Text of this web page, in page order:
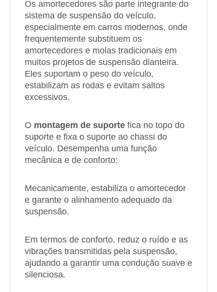
Os amortecedores são parte integrante do
sistema de suspensão do veículo,
especialmente em carros modernos, onde
frequentemente substituem os
amortecedores e molas tradicionais em
muitos projetos de suspensão dianteira.
Eles suportam o peso do veículo,
estabilizam as rodas e evitam saltos
excessivos.
O montagem de suporte fica no topo do
suporte e fixa o suporte ao chassi do
veículo. Desempenha uma função
mecânica e de conforto:
Mecanicamente, estabiliza o amortecedor
e garante o alinhamento adequado da
suspensão.
Em termos de conforto, reduz o ruído e as
vibrações transmitidas pela suspensão,
ajudando a garantir uma condução suave e
silenciosa.